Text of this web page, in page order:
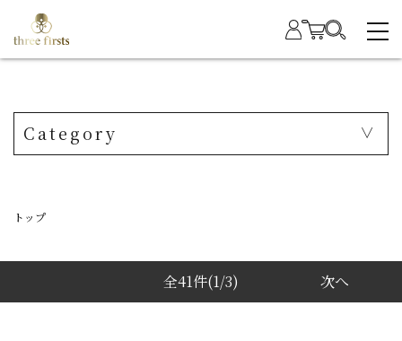
Category
トップ
全41件(1/3) 次へ